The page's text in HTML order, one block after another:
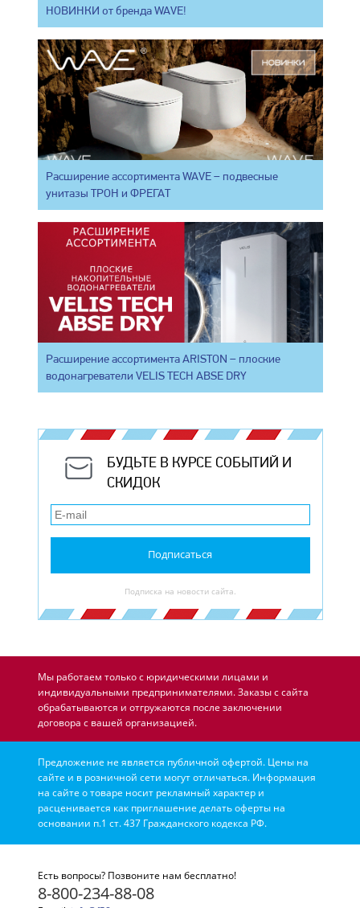
НОВИНКИ от бренда WAVE!
Расширение ассортимента WAVE – подвесные
унитазы ТРОН и ФРЕГАТ
Расширение ассортимента ARISTON – плоские
водонагреватели VELIS TECH ABSE DRY
БУДЬТЕ В КУРСЕ СОБЫТИЙ И
СКИДОК
Подписаться
Подписка на новости сайта.
Мы работаем только с юридическими лицами и
индивидуальными предпринимателями. Заказы с сайта
обрабатываются и отгружаются после заключении
договора с вашей организацией.
Предложение не является публичной офертой. Цены на
сайте и в розничной сети могут отличаться. Информация
на сайте о товаре носит рекламный характер и
расценивается как приглашение делать оферты на
основании п.1 ст. 437 Гражданского кодекса РФ.
Есть вопросы? Позвоните нам бесплатно!
8-800-234-88-08